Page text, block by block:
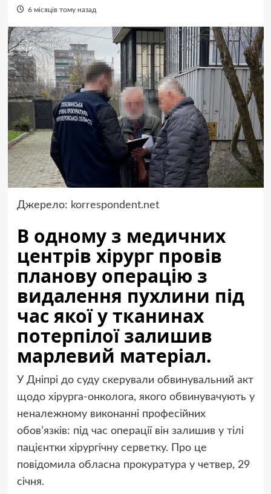
6 місяців тому назад
Джерело: korrespondent.net
В одному з медичних
центрів хірург провів
планову операцію з
видалення пухлини під
час якої у тканинах
потерпілої залишив
марлевий матеріал.
У Дніпрі до суду скерували обвинувальний акт
щодо хірурга-онколога, якого обвинувачують у
неналежному виконанні професійних
обов’язків: під час операції він залишив у тілі
пацієнтки хірургічну серветку. Про це
повідомила обласна прокуратура у четвер, 29
січня.